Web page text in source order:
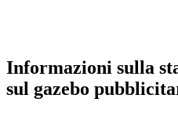
Informazioni sulla
sul gazebo